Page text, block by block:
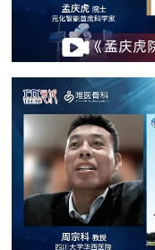
《孟庆虎